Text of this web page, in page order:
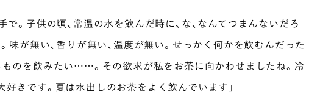
で。子供の頃、常温の水を飲んだ時に、な、なんてつまんないだろ
。味が無い、香りが無い、温度が無い。せっかく何かを飲むんだった
ものを飲みたい……。その欲求が私をお茶に向かわせましたね。冷
きです。夏は水出しのお茶をよく飲んでいます」